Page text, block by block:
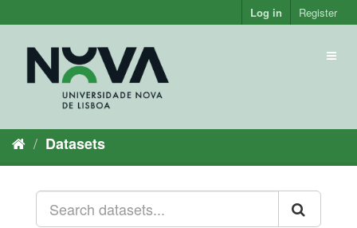
to
Log in Register
Datasets